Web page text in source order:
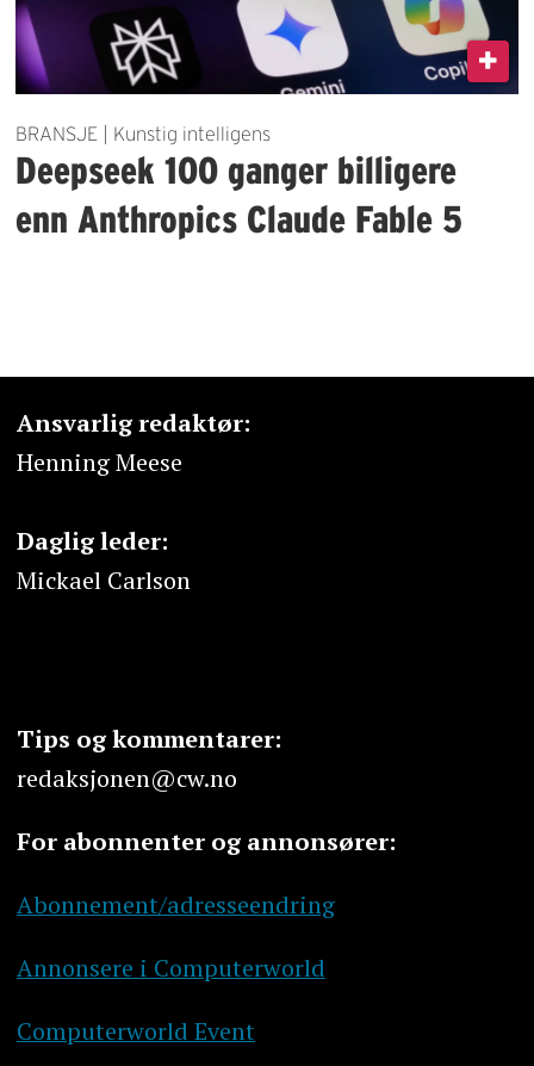
BRANSJE | Kunstig intelligens
Deepseek 100 ganger billigere
enn Anthropics Claude Fable 5
Ansvarlig redaktør:
Henning Meese
Daglig leder:
Mickael Carlson
Tips og kommentarer:
redaksjonen@cw.no
For abonnenter og annonsører:
Abonnement/adresseendring
Annonsere i Computerworld
Computerworld Event